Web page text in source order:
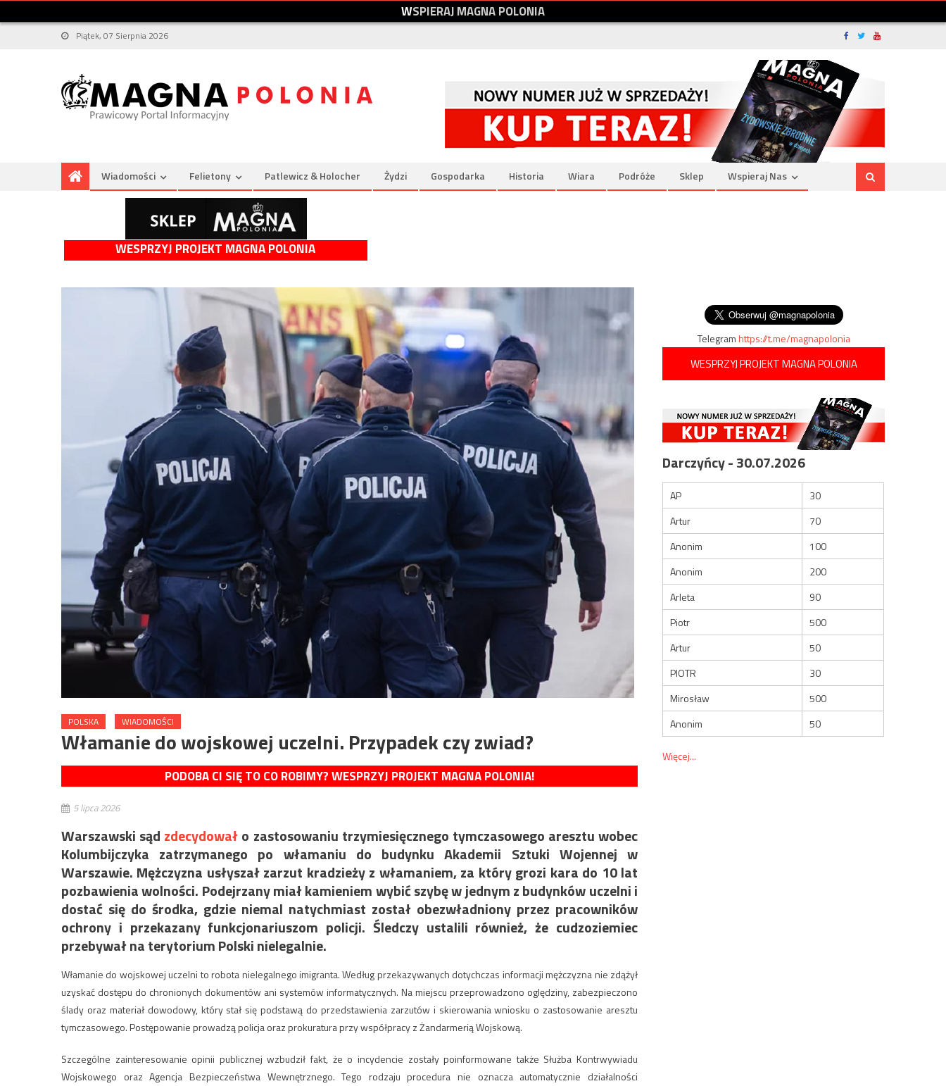
WSPIERAJMAGNAPOLONIA
Piątek, 07 Sierpnia 2026
Wiadomości Felietony Patlewicz & Holocher Żydzi Gospodarka Historia Wiara Podróże Sklep Wspieraj Nas
WESPRZYJ PROJEKT MAGNA POLONIA
POLSKA WIADOMOŚCI
Włamanie do wojskowej uczelni. Przypadek czy zwiad?
PODOBA CI SIĘ TO CO ROBIMY? WESPRZYJ PROJEKT MAGNA POLONIA!
5 lipca 2026
Warszawski sąd zdecydowało zastosowaniu trzymiesięcznego tymczasowego aresztu wobec
Kolumbijczyka zatrzymanego po włamaniu do budynku Akademii Sztuki Wojennej w
Warszawie. Mężczyzna usłyszał zarzut kradzieży z włamaniem, za który grozi kara do 10 lat
pozbawienia wolności. Podejrzany miał kamieniem wybić szybę w jednym z budynków uczelni i
dostać się do środka, gdzie niemal natychmiast został obezwładniony przez pracowników
ochrony i przekazany funkcjonariuszom policji. Śledczy ustalili również, że cudzoziemiec
przebywał na terytorium Polski nielegalnie.
Włamanie do wojskowej uczelni to robota nielegalnego imigranta. Według przekazywanych dotychczas informacji mężczyzna nie zdążył
uzyskać dostępu do chronionych dokumentów ani systemów informatycznych. Na miejscu przeprowadzono oględziny, zabezpieczono
ślady oraz materiał dowodowy, który stał się podstawą do przedstawienia zarzutów i skierowania wniosku o zastosowanie aresztu
tymczasowego. Postępowanie prowadzą policja oraz prokuratura przy współpracy z Żandarmerią Wojskową.
Szczególne zainteresowanie opinii publicznej wzbudził fakt, że o incydencie zostały poinformowane także Służba Kontrwywiadu
Wojskowego oraz Agencja Bezpieczeństwa Wewnętrznego. Tego rodzaju procedura nie oznacza automatycznie działalności
Telegramhttps://t.me/magnapolonia
WESPRZYJ PROJEKT MAGNA POLONIA
Darczyńcy - 30.07.2026
AP
30
Artur
70
Anonim
100
Anonim
200
Arleta
90
Piotr
500
Artur
50
PIOTR
30
Mirosław
500
Anonim
50
Więcej...